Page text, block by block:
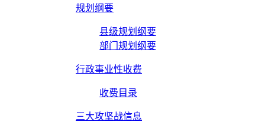
规划纲要
县级规划纲要
部门规划纲要
行政事业性收费
收费目录
三大攻坚战信息